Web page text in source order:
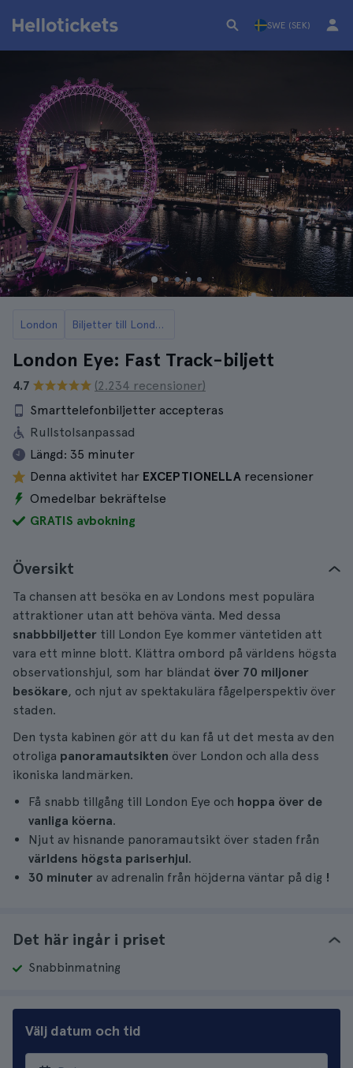
SWE (SEK)
London Biljetter till London Eye
London Eye: Fast Track-biljett
4.7
(2.234 recensioner)
Smarttelefonbiljetter accepteras
Rullstolsanpassad
Längd: 35 minuter
Denna aktivitet har EXCEPTIONELLA recensioner
Omedelbar bekräftelse
GRATIS avbokning
Översikt
Ta chansen att besöka en av Londons mest populära
attraktioner utan att behöva vänta. Med dessa
snabbbiljetter till London Eye kommer väntetiden att
vara ett minne blott. Klättra ombord på världens högsta
observationshjul, som har bländat över 70 miljoner
besökare, och njut av spektakulära fågelperspektiv över
staden.
Den tysta kabinen gör att du kan få ut det mesta av den
otroliga panoramautsikten över London och alla dess
ikoniska landmärken.
Få snabb tillgång till London Eye och hoppa över de
vanliga köerna.
Njut av hisnande panoramautsikt över staden från
världens högsta pariserhjul.
30 minuter av adrenalin från höjderna väntar på dig !
Det här ingår i priset
Snabbinmatning
Välj datum och tid